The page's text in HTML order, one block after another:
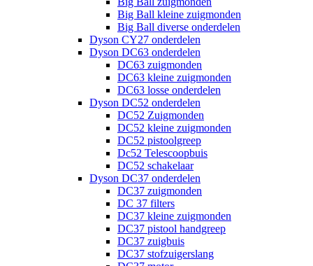
Big Ball kleine zuigmonden
Big Ball diverse onderdelen
Dyson CY27 onderdelen
Dyson DC63 onderdelen
DC63 zuigmonden
DC63 kleine zuigmonden
DC63 losse onderdelen
Dyson DC52 onderdelen
DC52 Zuigmonden
DC52 kleine zuigmonden
DC52 pistoolgreep
Dc52 Telescoopbuis
DC52 schakelaar
Dyson DC37 onderdelen
DC37 zuigmonden
DC 37 filters
DC37 kleine zuigmonden
DC37 pistool handgreep
DC37 zuigbuis
DC37 stofzuigerslang